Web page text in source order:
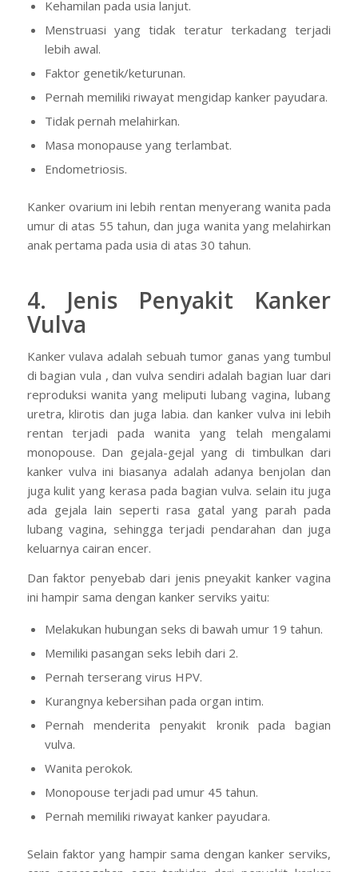
Kehamilan pada usia lanjut.
Menstruasi yang tidak teratur terkadang terjadi
lebih awal.
Faktor genetik/keturunan.
Pernah memiliki riwayat mengidap kanker payudara.
Tidak pernah melahirkan.
Masa monopause yang terlambat.
Endometriosis.
Kanker ovarium ini lebih rentan menyerang wanita pada
umur di atas 55 tahun, dan juga wanita yang melahirkan
anak pertama pada usia di atas 30 tahun.
4. Jenis Penyakit Kanker
Vulva
Kanker vulava adalah sebuah tumor ganas yang tumbul
di bagian vula , dan vulva sendiri adalah bagian luar dari
reproduksi wanita yang meliputi lubang vagina, lubang
uretra, klirotis dan juga labia. dan kanker vulva ini lebih
rentan terjadi pada wanita yang telah mengalami
monopouse. Dan gejala-gejal yang di timbulkan dari
kanker vulva ini biasanya adalah adanya benjolan dan
juga kulit yang kerasa pada bagian vulva. selain itu juga
ada gejala lain seperti rasa gatal yang parah pada
lubang vagina, sehingga terjadi pendarahan dan juga
keluarnya cairan encer.
Dan faktor penyebab dari jenis pneyakit kanker vagina
ini hampir sama dengan kanker serviks yaitu:
Melakukan hubungan seks di bawah umur 19 tahun.
Memiliki pasangan seks lebih dari 2.
Pernah terserang virus HPV.
Kurangnya kebersihan pada organ intim.
Pernah menderita penyakit kronik pada bagian
vulva.
Wanita perokok.
Monopouse terjadi pad umur 45 tahun.
Pernah memiliki riwayat kanker payudara.
Selain faktor yang hampir sama dengan kanker serviks,